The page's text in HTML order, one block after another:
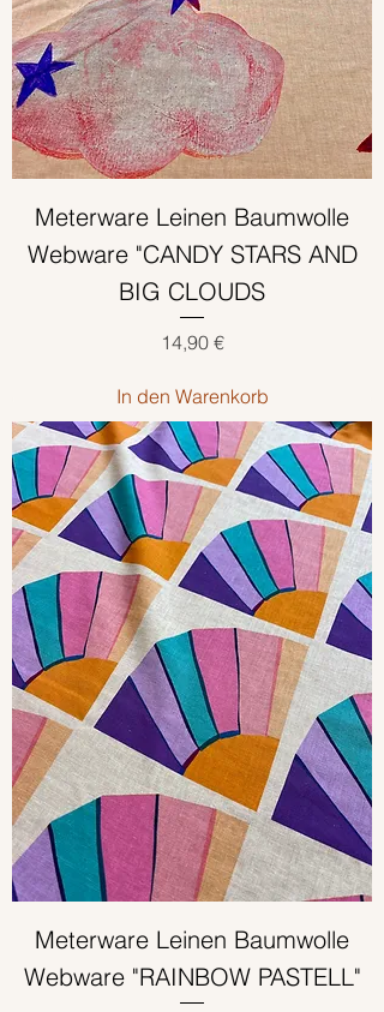
Meterware Leinen Baumwolle
Webware "CANDY STARS AND
BIG CLOUDS
Preis
14,90 €
In den Warenkorb
Meterware Leinen Baumwolle
Webware "RAINBOW PASTELL"